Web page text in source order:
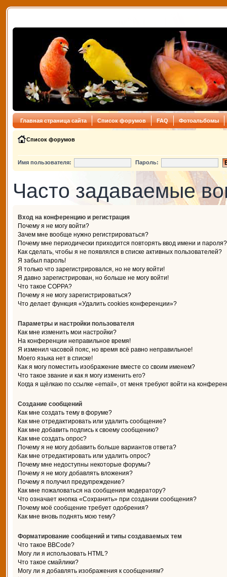
Главная страница сайта Список форумов FAQ Фотоальбомы
Список форумов
Имя пользователя: Пароль:
Часто задаваемые
Вход на конференцию и регистрация
Почему я не могу войти?
Зачем мне вообще нужно регистрироваться?
Почему мне периодически приходится повторять ввод имени и пароля?
Как сделать, чтобы я не появлялся в списке активных пользователей?
Я забыл пароль!
Я только что зарегистрировался, но не могу войти!
Я давно зарегистрирован, но больше не могу войти!
Что такое COPPA?
Почему я не могу зарегистрироваться?
Что делает функция «Удалить cookies конференции»?
Параметры и настройки пользователя
Как мне изменить мои настройки?
На конференции неправильное время!
Я изменил часовой пояс, но время всё равно неправильное!
Моего языка нет в списке!
Как я могу поместить изображение вместе со своим именем?
Что такое звание и как я могу изменить его?
Когда я щёлкаю по ссылке «email», от меня требуют войти на
Создание сообщений
Как мне создать тему в форуме?
Как мне отредактировать или удалить сообщение?
Как мне добавить подпись к своему сообщению?
Как мне создать опрос?
Почему я не могу добавить больше вариантов ответа?
Как мне отредактировать или удалить опрос?
Почему мне недоступны некоторые форумы?
Почему я не могу добавлять вложения?
Почему я получил предупреждение?
Как мне пожаловаться на сообщения модератору?
Что означает кнопка «Сохранить» при создании сообщения?
Почему моё сообщение требует одобрения?
Как мне вновь поднять мою тему?
Форматирование сообщений и типы создаваемых тем
Что такое BBCode?
Могу ли я использовать HTML?
Что такое смайлики?
Могу ли я добавлять изображения к сообщениям?